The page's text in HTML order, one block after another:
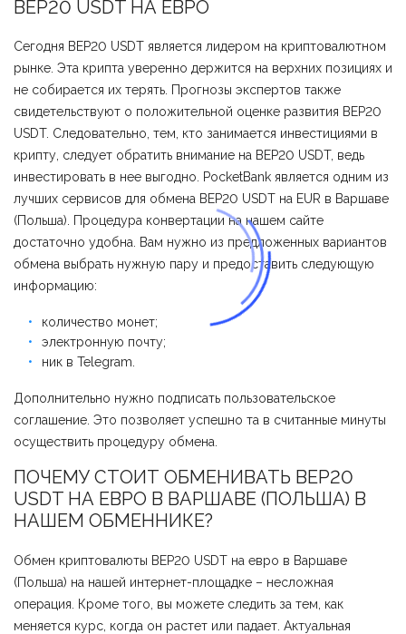
BEP20 USDT НА ЕВРО
Сегодня BEP20 USDT является лидером на криптовалютном
рынке. Эта крипта уверенно держится на верхних позициях и
не собирается их терять. Прогнозы экспертов также
свидетельствуют о положительной оценке развития BEP20
USDT. Следовательно, тем, кто занимается инвестициями в
крипту, следует обратить внимание на BEP20 USDT, ведь
инвестировать в нее выгодно. PocketBank является одним из
лучших сервисов для обмена BEP20 USDT на EUR в Варшаве
(Польша). Процедура конвертации на нашем сайте
достаточно удобна. Вам нужно из предложенных вариантов
обмена выбрать нужную пару и предоставить следующую
информацию:
количество монет;
электронную почту;
ник в Telegram.
Дополнительно нужно подписать пользовательское
соглашение. Это позволяет успешно та в считанные минуты
осуществить процедуру обмена.
ПОЧЕМУ СТОИТ ОБМЕНИВАТЬ BEP20
USDT НА ЕВРО В ВАРШАВЕ (ПОЛЬША) В
НАШЕМ ОБМЕННИКЕ?
Обмен криптовалюты BEP20 USDT на евро в Варшаве
(Польша) на нашей интернет-площадке – несложная
операция. Кроме того, вы можете следить за тем, как
меняется курс, когда он растет или падает. Актуальная